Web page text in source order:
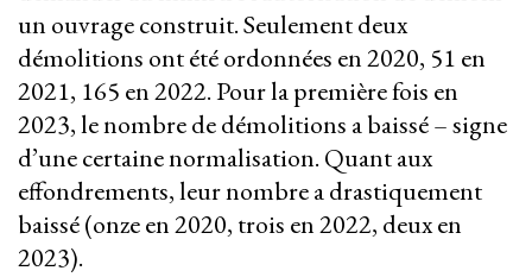
un ouvrage construit. Seulement deux
démolitions ont été ordonnées en 2020, 51 en
2021, 165 en 2022. Pour la première fois en
2023, le nombre de démolitions a baissé – signe
d’une certaine normalisation. Quant aux
effondrements, leur nombre a drastiquement
baissé (onze en 2020, trois en 2022, deux en
2023).